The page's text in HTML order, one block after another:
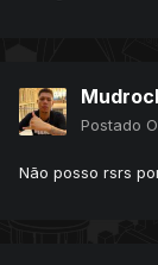
Postado
Não posso rsrs